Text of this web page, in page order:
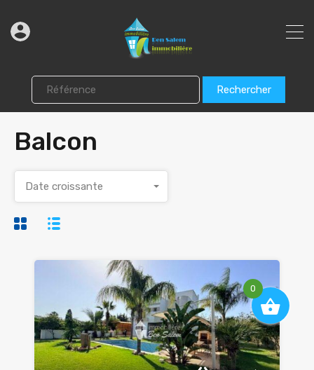
Rechercher
Balcon
Date croissante
0